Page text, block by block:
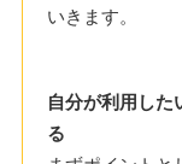
いきます。
自分が利用し
る